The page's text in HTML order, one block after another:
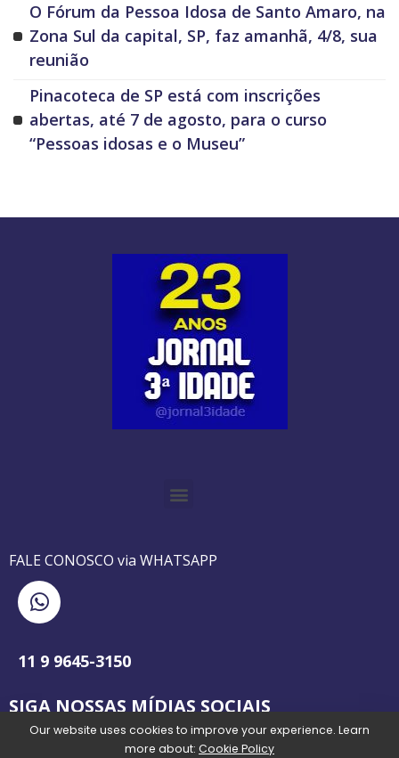
O Fórum da Pessoa Idosa de Santo Amaro, na
Zona Sul da capital, SP, faz amanhã, 4/8, sua
reunião
Pinacoteca de SP está com inscrições
abertas, até 7 de agosto, para o curso
“Pessoas idosas e o Museu”
FALE CONOSCO via WHATSAPP
11 9 9645-3150
SIGA NOSSAS MÍDIAS SOCIAIS
Our website uses cookies to improve your experience. Learn
more about: Cookie Policy